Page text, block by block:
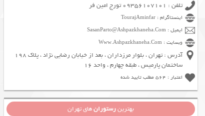
تلفن : 09356107101 تورج امین فر
اینستاگرام : TourajAminfar
ایمیل : SasanParto@Ashpazkhaneha.Com
وبسایت : Www.Ashpazkhaneha.Com
آدرس : تهران ، بلوار مرزداران ، بعد از خیابان رضایی نژاد ، پلاک 198
ساختمان پارمیس ، طبقه چهارم ، واحد 16
اعتبار : 564 مطلب تایید شده
بهترینرستورانهای تهران